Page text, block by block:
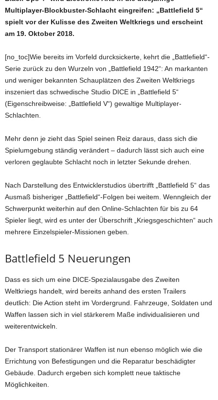
Multiplayer-Blockbuster-Schlacht eingreifen: „Battlefield 5“
spielt vor der Kulisse des Zweiten Weltkriegs und erscheint
am 19. Oktober 2018.
[no_toc]Wie bereits im Vorfeld durcksickerte, kehrt die „Battlefield“-
Serie zurück zu den Wurzeln von „Battlefield 1942“: An markanten
und weniger bekannten Schauplätzen des Zweiten Weltkriegs
inszeniert das schwedische Studio DICE in „Battlefield 5“
(Eigenschreibweise: „Battlefield V“) gewaltige Multiplayer-
Schlachten.
Mehr denn je zieht das Spiel seinen Reiz daraus, dass sich die
Spielumgebung ständig verändert – dadurch lässt sich auch eine
verloren geglaubte Schlacht noch in letzter Sekunde drehen.
Nach Darstellung des Entwicklerstudios übertrifft „Battlefield 5“ das
Ausmaß bisheriger „Battlefield“-Folgen bei weitem. Wenngleich der
Schwerpunkt weiterhin auf den Online-Schlachten für bis zu 64
Spieler liegt, wird es unter der Überschrift „Kriegsgeschichten“ auch
mehrere Einzelspieler-Missionen geben.
Battlefield 5 Neuerungen
Dass es sich um eine DICE-Spezialausgabe des Zweiten
Weltkriegs handelt, wird bereits anhand des ersten Trailers
deutlich: Die Action steht im Vordergrund. Fahrzeuge, Soldaten und
Waffen lassen sich in viel stärkerem Maße individualisieren und
weiterentwickeln.
Der Transport stationärer Waffen ist nun ebenso möglich wie die
Errichtung von Befestigungen und die Reparatur beschädigter
Gebäude. Dadurch ergeben sich komplett neue taktische
Möglichkeiten.